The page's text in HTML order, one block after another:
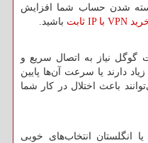
بسته شدن حساب شما افزایش
VPN با IP ثابت باشید.
گوگل نیاز به اتصال سریع و
دارند یا سرعت آن‌ها پایین
باعث اختلال در کار شما
یا انگلستان انتخاب‌های خوبی